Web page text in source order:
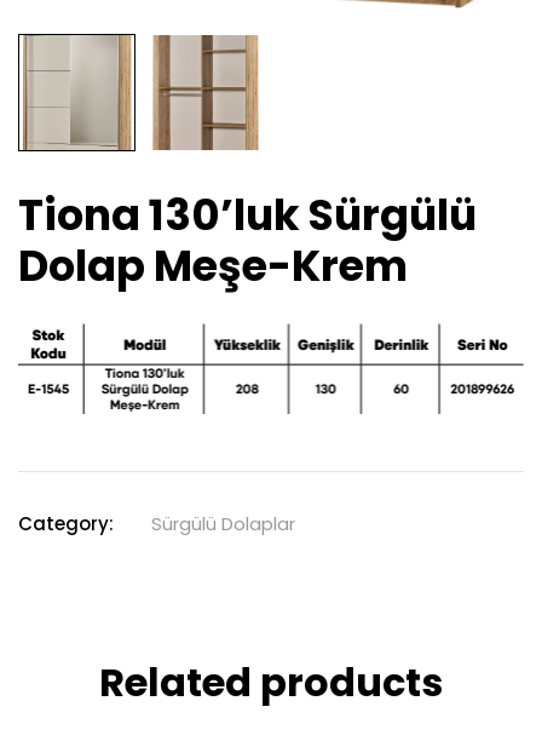
Tiona 130’luk Sürgülü
Dolap Meşe-Krem
Category: Sürgülü Dolaplar
Related products